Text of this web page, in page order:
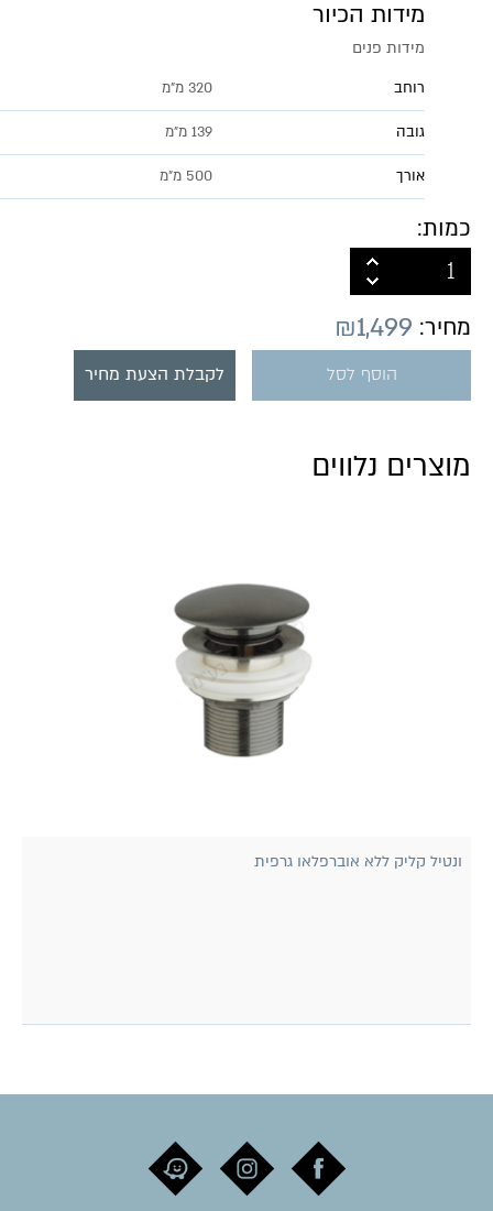
מידות הכיור
מידות פנים
רוחב 320 מ"מ
גובה 139 מ״מ
אורך 500 מ״מ
כמות:
מחיר: ₪1,499
הוסף לסל לקבלת הצעת מחיר
מוצרים נלווים
ונטיל קליק ללא אוברפלאו גרפית